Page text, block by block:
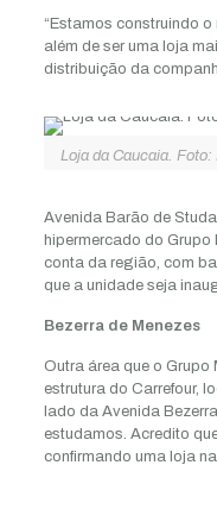
“Estamos construindo
além de ser uma loja
distribuição da
Loja da Caucaia.
Avenida Barão de
hipermercado do Grupo
conta da região, com
que a unidade seja
Bezerra de Menezes
Outra área que o Grupo
estrutura do Carrefour,
lado da Avenida
estudamos. Acredito
confirmando uma loja